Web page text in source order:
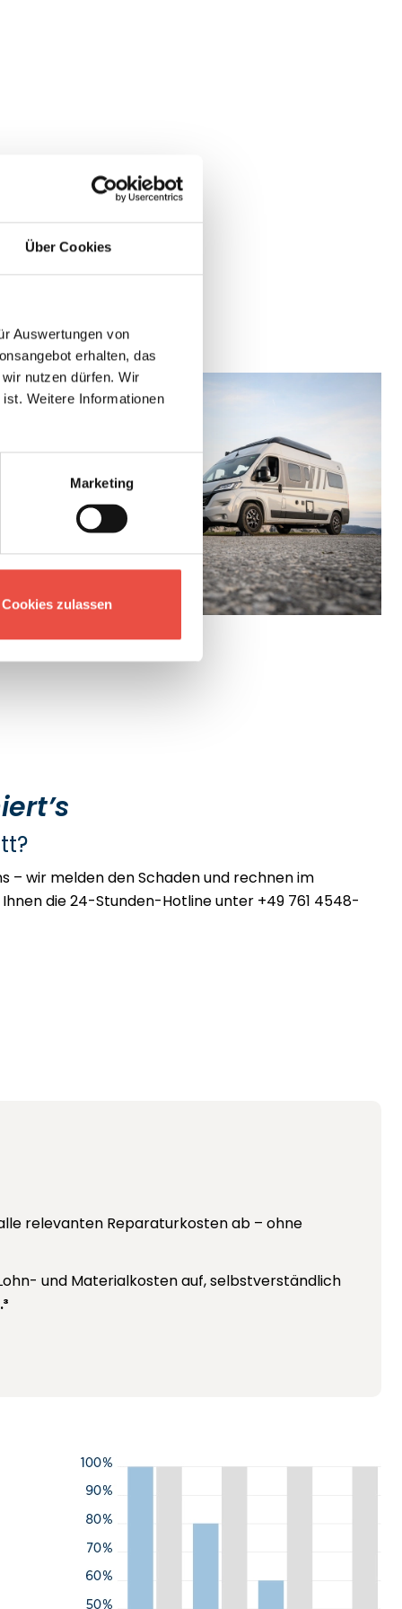
Über Cookies
Auswertungen von
erhalten, das
nutzen dürfen. Wir
Weitere Informationen
Marketing
Cookies zulassen
– wir melden den Schaden und rechnen im
die 24-Stunden-Hotline unter +49 761 4548-
relevanten Reparaturkosten ab – ohne
und Materialkosten auf, selbstverständlich